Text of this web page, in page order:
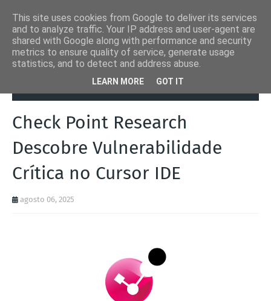
Automation Inside
Check Point Research Descobre
Check Point Research
Descobre Vulnerabilidade
Crítica no Cursor IDE
agosto 06, 2025
This site uses cookies from Google to deliver its services
and to analyze traffic. Your IP address and user-agent are
shared with Google along with performance and security
metrics to ensure quality of service, generate usage
statistics, and to detect and address abuse.
LEARN MORE GOT IT